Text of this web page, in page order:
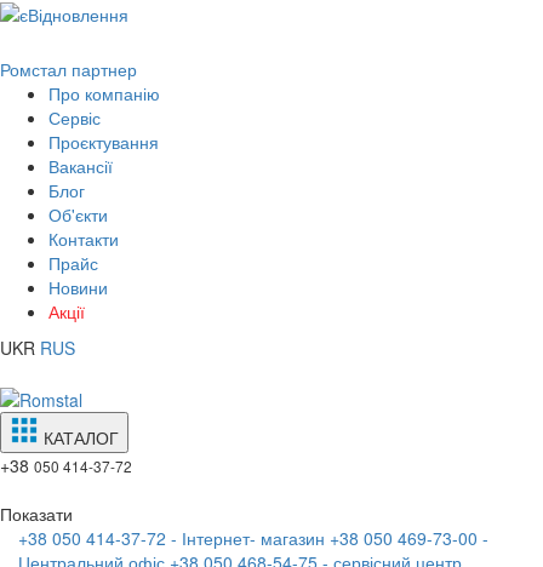
Ромстал партнер
Про компанію
Сервіс
Проєктування
Вакансії
Блог
Об'єкти
Контакти
Прайс
Новини
Акції
UKR RUS
КАТАЛОГ
+38 050 414-37-72
Показати
+38 050 414-37-72 - Інтернет- магазин +38 050 469-73-00 -
Центральний офіс +38 050 468-54-75 - сервісний центр